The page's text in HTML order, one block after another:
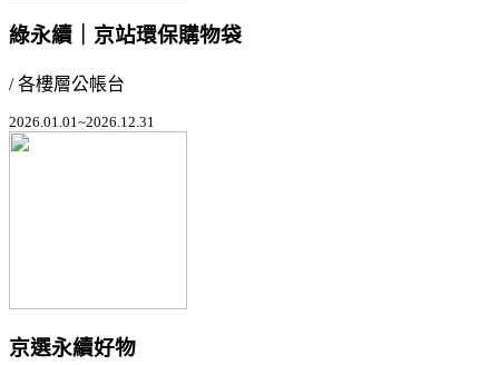
綠永續｜京站環保購物袋
/ 各樓層公帳台
2026.01.01~2026.12.31
京選永續好物